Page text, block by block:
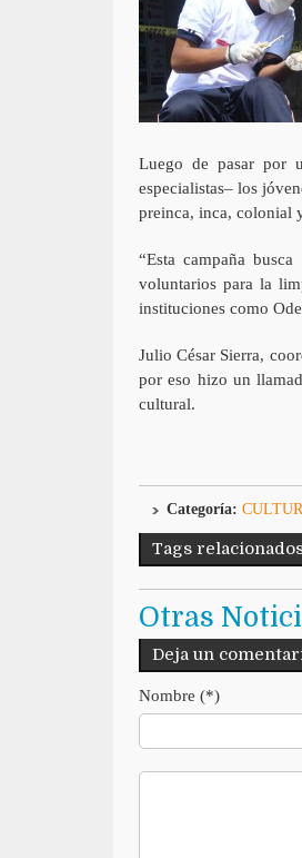
Luego de pasar por
especialistas– los
preinca, inca, colonial
“Esta campaña
voluntarios para la
instituciones como
Julio César Sierra,
por eso hizo un
cultural.
Categoría:
Tags
Otras
Deja un
Nombre (*)